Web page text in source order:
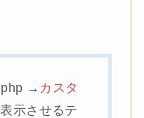
→ カスタ
示させるテ